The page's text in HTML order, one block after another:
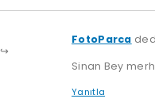
FotoParca
Sinan Bey
Yanıtla